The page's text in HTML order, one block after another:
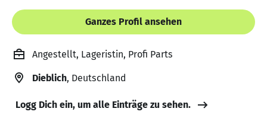
Ganzes Profil ansehen
Angestellt, Lageristin, Profi Parts
Dieblich, Deutschland
Logg Dich ein, um alle Einträge zu sehen.